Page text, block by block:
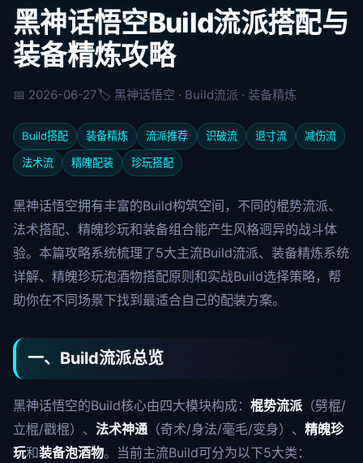
黑神话悟空Build流派搭配与
装备精炼攻略
📅 2026-06-27🏷️ 黑神话悟空 · Build流派 · 装备精炼
Build搭配 装备精炼 流派推荐 识破流 退寸流 减伤流
法术流 精魄配装 珍玩搭配
黑神话悟空拥有丰富的Build构筑空间，不同的棍势流派、
法术搭配、精魄珍玩和装备组合能产生风格迥异的战斗体
验。本篇攻略系统梳理了5大主流Build流派、装备精炼系统
详解、精魄珍玩泡酒物搭配原则和实战Build选择策略，帮
助你在不同场景下找到最适合自己的配装方案。
一、Build流派总览
黑神话悟空的Build核心由四大模块构成： 棍势流派 （劈棍/
立棍/戳棍）、 法术神通（奇术/身法/毫毛/变身）、 精魄珍
玩和装备泡酒物。当前主流Build可分为以下5大类：